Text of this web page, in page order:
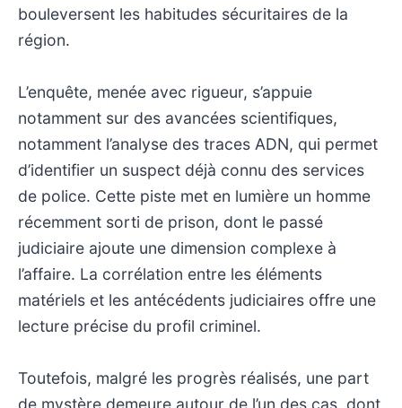
bouleversent les habitudes sécuritaires de la
région.
L’enquête, menée avec rigueur, s’appuie
notamment sur des avancées scientifiques,
notamment l’analyse des traces ADN, qui permet
d’identifier un suspect déjà connu des services
de police. Cette piste met en lumière un homme
récemment sorti de prison, dont le passé
judiciaire ajoute une dimension complexe à
l’affaire. La corrélation entre les éléments
matériels et les antécédents judiciaires offre une
lecture précise du profil criminel.
Toutefois, malgré les progrès réalisés, une part
de mystère demeure autour de l’un des cas, dont